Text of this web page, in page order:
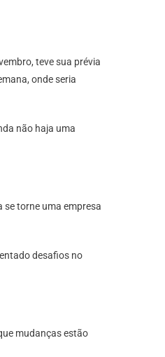
teve sua prévia
onde seria
não haja uma
se torne uma empresa
desafios no
mudanças estão